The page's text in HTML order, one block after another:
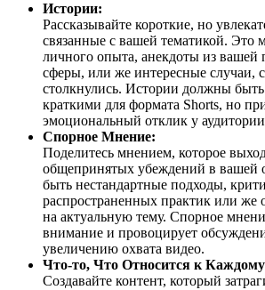
Истории:
Рассказывайте короткие, но
связанные с вашей тематикой. Это
личного опыта, анекдоты из вашей
сферы, или же интересные случаи,
столкнулись. Истории должны быть
краткими для формата Shorts, но
эмоциональный отклик у
Спорное Мнение:
Поделитесь мнением, которое
общепринятых убеждений в вашей
быть нестандартные подходы,
распространенных практик или же
на актуальную тему. Спорное
внимание и провоцирует
увеличению охвата видео.
Что-то, Что Относится к
Создавайте контент, который